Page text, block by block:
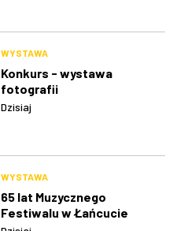
WYSTAWA
Konkurs - wystawa
fotografii
Dzisiaj
WYSTAWA
65 lat Muzycznego
Festiwalu w Łańcucie